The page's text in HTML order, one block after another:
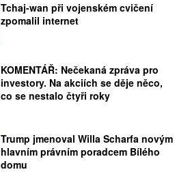
Tchaj-wan při vojenském cvičení
zpomalil internet
KOMENTÁŘ: Nečekaná zpráva pro
investory. Na akciích se děje něco,
co se nestalo čtyři roky
Trump jmenoval Willa Scharfa novým
hlavním právním poradcem Bílého
domu